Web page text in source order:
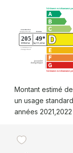
Montant estimé
un usage
années